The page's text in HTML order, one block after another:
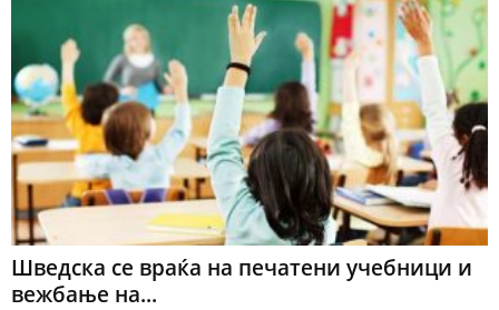
Шведска се враќа на печатени учебници и
вежбање на...